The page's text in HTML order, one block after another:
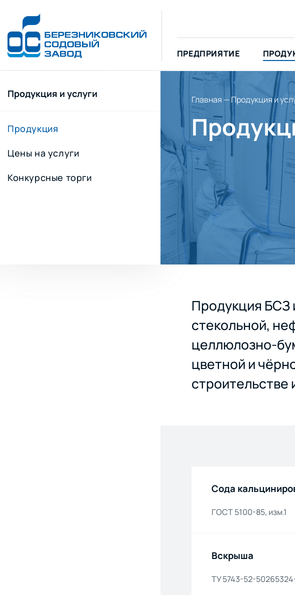
ПРЕДПРИЯТИЕ
Продукция и услуги
Продукция
Цены на услуги
Конкурсные торги
Главная —Продукция и
Продукция БСЗ
стекольной,
целлюлозно-
цветной и
строительстве
Сода
ГОСТ 5100-85, изм.1
Вскрыша
ТУ 5743-52-